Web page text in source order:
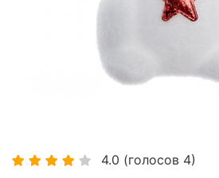
4.0 (голосов 4)